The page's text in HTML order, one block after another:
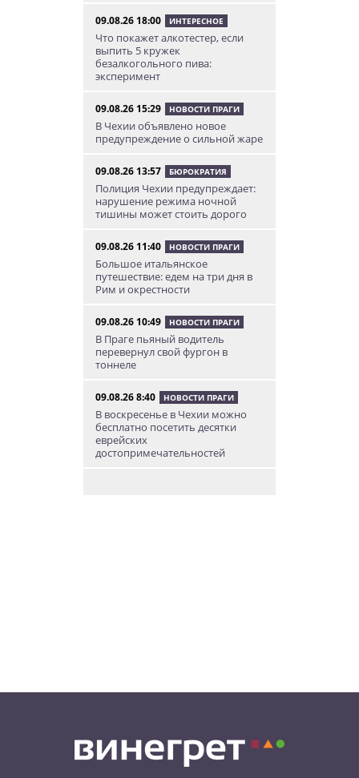
09.08.26 18:00 ИНТЕРЕСНОЕ
Что покажет алкотестер, если
выпить 5 кружек
безалкогольного пива:
эксперимент
09.08.26 15:29 НОВОСТИ ПРАГИ
В Чехии объявлено новое
предупреждение о сильной жаре
09.08.26 13:57 БЮРОКРАТИЯ
Полиция Чехии предупреждает:
нарушение режима ночной
тишины может стоить дорого
09.08.26 11:40 НОВОСТИ ПРАГИ
Большое итальянское
путешествие: едем на три дня в
Рим и окрестности
09.08.26 10:49 НОВОСТИ ПРАГИ
В Праге пьяный водитель
перевернул свой фургон в
тоннеле
09.08.26 8:40 НОВОСТИ ПРАГИ
В воскресенье в Чехии можно
бесплатно посетить десятки
еврейских
достопримечательностей